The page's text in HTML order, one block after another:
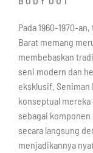
Pada 1960-1970-
Barat memang
membebaskan
seni modern dan
eksklusif. Seniman
konseptual
sebagai komponen
secara langsung
menjadikannya